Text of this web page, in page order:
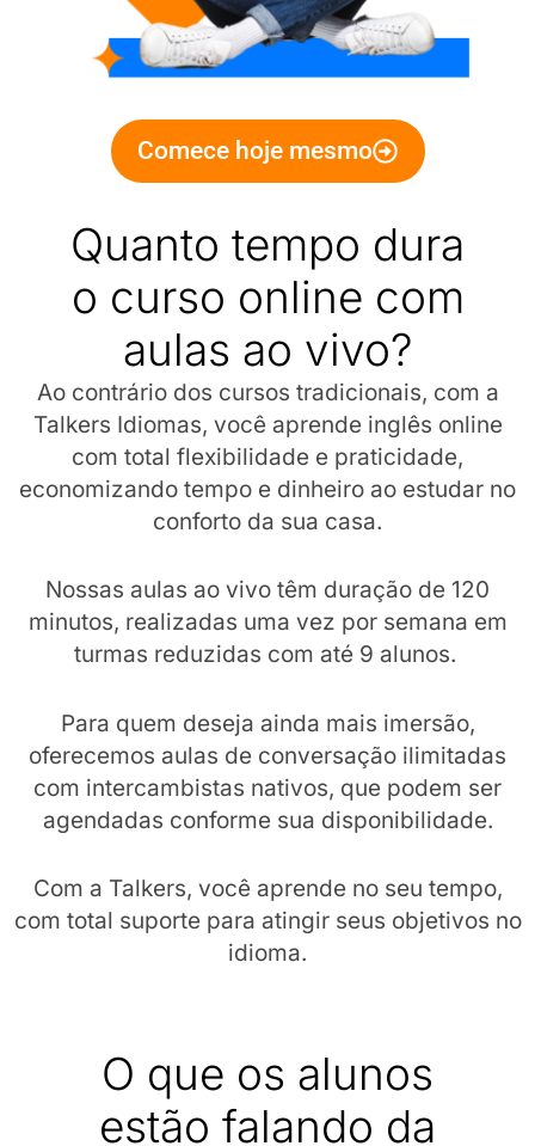
Comece hoje mesmo
Quanto tempo dura
o curso online com
aulas ao vivo?
Ao contrário dos cursos tradicionais, com a
Talkers Idiomas, você aprende inglês online
com total flexibilidade e praticidade,
economizando tempo e dinheiro ao estudar no
conforto da sua casa.
Nossas aulas ao vivo têm duração de 120
minutos, realizadas uma vez por semana em
turmas reduzidas com até 9 alunos.
Para quem deseja ainda mais imersão,
oferecemos aulas de conversação ilimitadas
com intercambistas nativos, que podem ser
agendadas conforme sua disponibilidade.
Com a Talkers, você aprende no seu tempo,
com total suporte para atingir seus objetivos no
idioma.
O que os alunos
estão falando da